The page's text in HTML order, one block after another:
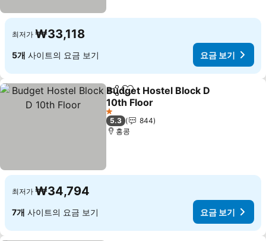
최저가 ₩33,118
5개 사이트의 요금 보기 요금 보기
공유 즐겨찾기에 추가
Budget Hostel Block D
10th Floor
1 성급
5.3
844
홍콩
최저가 ₩34,794
7개 사이트의 요금 보기 요금 보기